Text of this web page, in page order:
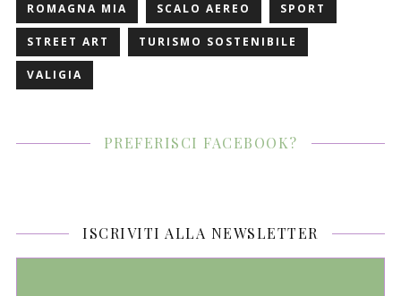
ROMAGNA MIA SCALO AEREO SPORT
STREET ART TURISMO SOSTENIBILE
VALIGIA
PREFERISCI FACEBOOK?
ISCRIVITI ALLA NEWSLETTER